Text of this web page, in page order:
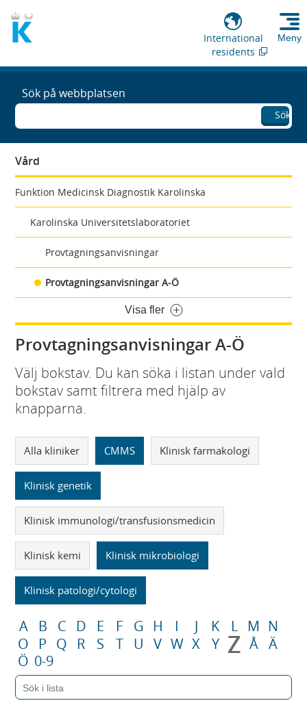
International
residents
Meny
Sök på webbplatsen
Sök
Vård
Funktion Medicinsk Diagnostik Karolinska
Karolinska Universitetslaboratoriet
Provtagningsanvisningar
Provtagningsanvisningar A-Ö
Visa fler
Provtagningsanvisningar A-Ö
Välj bokstav. Du kan söka i listan under vald
bokstav samt filtrera med hjälp av
knapparna.
Alla kliniker CMMS Klinisk farmakologi
Klinisk genetik
Klinisk immunologi/transfusionsmedicin
Klinisk kemi Klinisk mikrobiologi
Klinisk patologi/cytologi
A B C D E F G H I J K L M N
O
P Q R S T U V W X Y Z Å Ä
Ö 0-9